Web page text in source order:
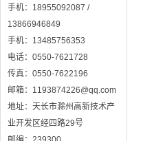
手机：18955092087 /
13866946849
手机：13485756353
电话：0550-7621728
传真：0550-7622196
邮箱：1193874226@qq.com
地址：天长市滁州高新技术产
业开发区经四路29号